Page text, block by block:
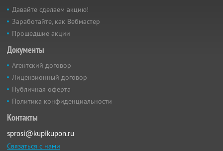
Давайте сделаем акцию!
Заработайте, как Вебмастер
Прошедшие акции
Документы
Агентский договор
Лицензионный договор
Публичная оферта
Политика конфиденциальности
Контакты
sprosi@kupikupon.ru
Связаться с нами